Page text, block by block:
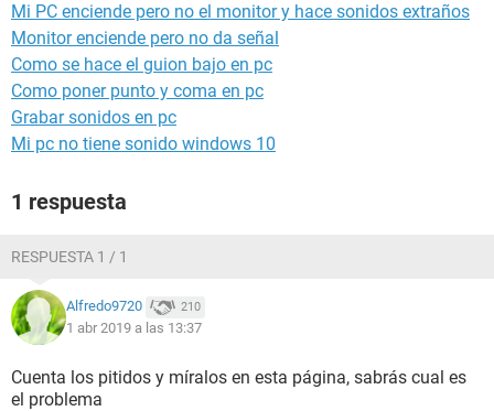
Mi PC enciende pero no el monitor y hace sonidos extraños
Monitor enciende pero no da señal
Como se hace el guion bajo en pc
Como poner punto y coma en pc
Grabar sonidos en pc
Mi pc no tiene sonido windows 10
1 respuesta
RESPUESTA 1 / 1
Alfredo9720 210
1 abr 2019 a las 13:37
Cuenta los pitidos y míralos en esta página, sabrás cual es
el problema